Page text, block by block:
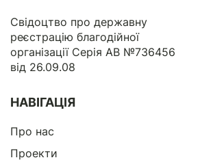
Свідоцтво про державну
реєстрацію благодійної
організації Серія АВ №736456
від 26.09.08
НАВІГАЦІЯ
Про нас
Проекти